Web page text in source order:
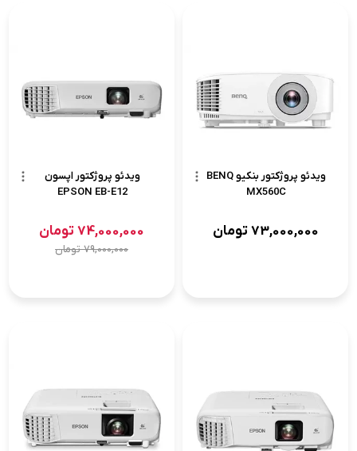
ویدئو پروژکتور بنکیو BENQ
MX560C
73,000,000تومان
ویدئو پروژکتور اپسون
EPSON EB-E12
74,000,000تومان
79,000,000تومان